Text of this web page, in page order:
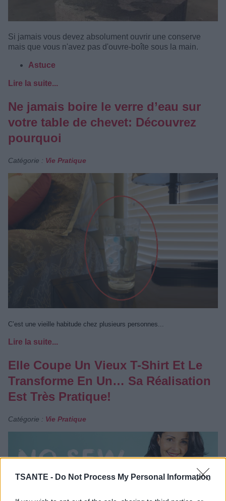
TSANTE - Do Not Process My Personal Information
Si jamais vous devez absolument ouvrir une conserve
mais que vous n'avez pas d'ouvre-boîte sous la main.
Astuce
Lire la suite...
Ne jamais boire le verre d’eau sur
votre table de chevet: Découvrez
pourquoi
Catégorie : Vie Pratique
C’est une vieille habitude chez plusieurs personnes...
Lire la suite...
Elle Coupe Un Vieux T-Shirt Et Le
Transforme En Un… Sa Réalisation
Est Très Pratique!
Catégorie : Vie Pratique